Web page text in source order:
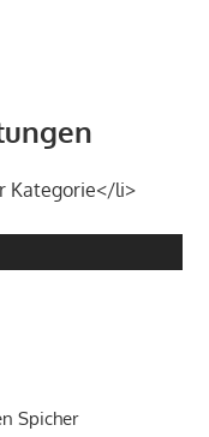
Kategorie</li>
Spicher